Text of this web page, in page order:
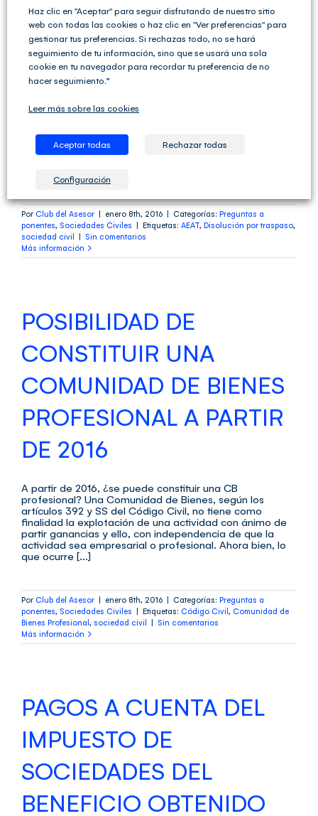
DISPOSICIONES
TRANSITORIAS.
la persona que va a ejercer la actividad otras personas
ejercida por otras personas, será porque los socios
antiguos transmiten su participación sin disolución o
porque, tras disolverse, transmiten los activos
Por Club del Asesor | enero 8th, 2016 | Categorías: Preguntas a
ponentes, Sociedades Civiles | Etiquetas: AEAT, Disolución por traspaso,
sociedad civil | Sin comentarios
Más información
POSIBILIDAD DE
CONSTITUIR UNA
COMUNIDAD DE BIENES
PROFESIONAL A PARTIR
DE 2016
A partir de 2016, ¿se puede constituir una CB
profesional? Una Comunidad de Bienes, según los
artículos 392 y SS del Código Civil, no tiene como
finalidad la explotación de una actividad con ánimo de
partir ganancias y ello, con independencia de que la
actividad sea empresarial o profesional. Ahora bien, lo
que ocurre [...]
Por Club del Asesor | enero 8th, 2016 | Categorías: Preguntas a
ponentes, Sociedades Civiles | Etiquetas: Código Civil, Comunidad de
Bienes Profesional, sociedad civil | Sin comentarios
Más información
PAGOS A CUENTA DEL
IMPUESTO DE
SOCIEDADES DEL
BENEFICIO OBTENIDO
Haz clic en "Aceptar" para seguir disfrutando de nuestro sitio
web con todas las cookies o haz clic en "Ver preferencias" para
gestionar tus preferencias. Si rechazas todo, no se hará
seguimiento de tu información, sino que se usará una sola
cookie en tu navegador para recordar tu preferencia de no
hacer seguimiento.”
Leer más sobre las cookies
Aceptar todas Rechazar todas
Configuración